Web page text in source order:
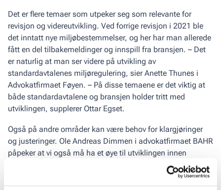
Det er flere temaer som utpeker seg som relevante for
revisjon og videre­utvikling. Ved forrige revisjon i 2021 ble
det inntatt nye miljøbestemmelser, og her har man allerede
fått en del tilbakemeldinger og innspill fra bransjen. – Det
er naturlig at man ser videre på utvikling av
standardavtalenes miljøregulering, sier Anette Thunes i
Advokatfirmaet Føyen. – På disse temaene er det viktig at
både standardavtalene og bransjen holder tritt med
utviklingen, supplerer Ottar Egset.
Også på andre områder kan være behov for klargjøringer
og justeringer. Ole Andreas Dimmen i advokatfirmaet BAHR
påpeker at vi også må ha et øye til utviklingen innen
proptech, og se på om hvordan bygg i drives i fremtiden
hensyntas i tilstrekkelig grad i dagens standardavtaler. –